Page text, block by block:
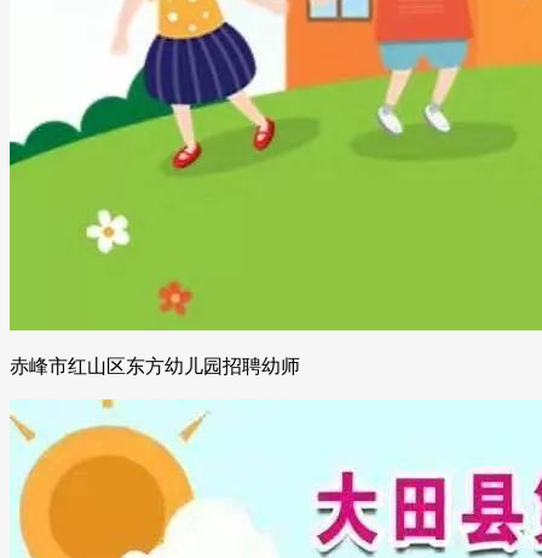
赤峰市红山区东方幼儿园招聘幼师